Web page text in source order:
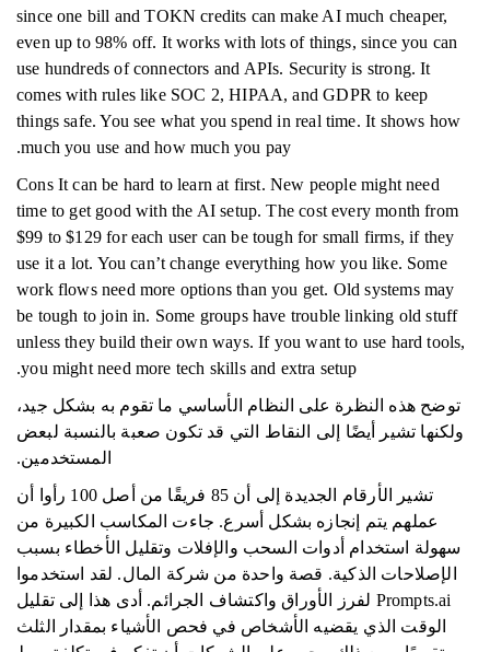
since one bill and TOKN credits can make AI much cheaper,
even up to 98% off. It works with lots of things, since you can
use hundreds of connectors and APIs. Security is strong. It
comes with rules like SOC 2, HIPAA, and GDPR to keep
things safe. You see what you spend in real time. It shows how
much you use and how much you pay.
Cons It can be hard to learn at first. New people might need
time to get good with the AI setup. The cost every month from
$99 to $129 for each user can be tough for small firms, if they
use it a lot. You can’t change everything how you like. Some
work flows need more options than you get. Old systems may
be tough to join in. Some groups have trouble linking old stuff
unless they build their own ways. If you want to use hard tools,
you might need more tech skills and extra setup.
توضح هذه النظرة على النظام الأساسي ما تقوم به بشكل جيد،
ولكنها تشير أيضًا إلى النقاط التي قد تكون صعبة بالنسبة لبعض
المستخدمين.
تشير الأرقام الجديدة إلى أن 85 فريقًا من أصل 100 رأوا أن
عملهم يتم إنجازه بشكل أسرع. جاءت المكاسب الكبيرة من
سهولة استخدام أدوات السحب والإفلات وتقليل الأخطاء بسبب
الإصلاحات الذكية. قصة واحدة من شركة المال. لقد استخدموا
Prompts.ai لفرز الأوراق واكتشاف الجرائم. أدى هذا إلى تقليل
الوقت الذي يقضيه الأشخاص في فحص الأشياء بمقدار الثلث